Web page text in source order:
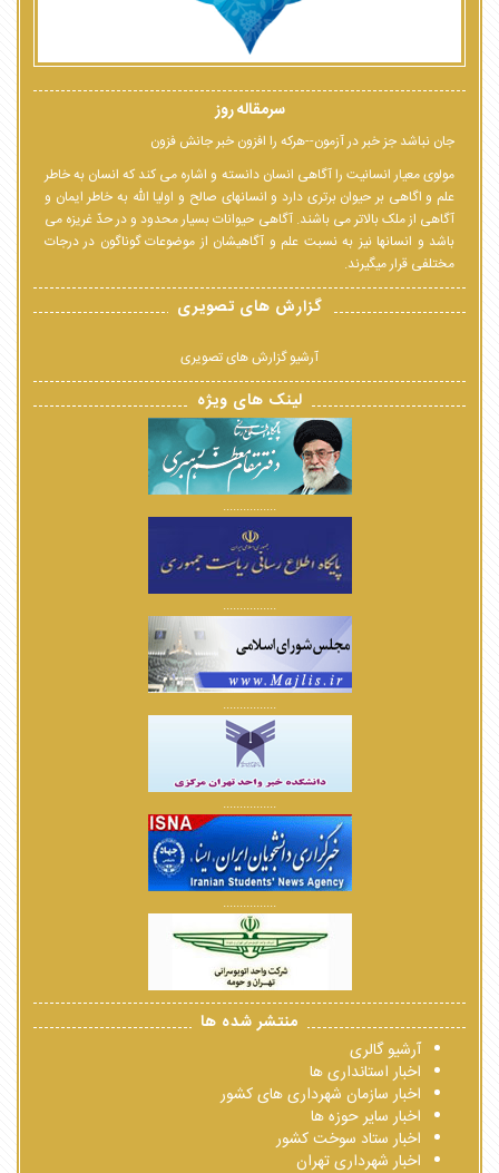
سرمقاله روز
جان نباشد جز خبر در آزمون--هرکه را افزون خبر جانش فزون
مولوی معیار انسانیت را آگاهی انسان دانسته و اشاره می کند که انسان به خاطر
علم و اگاهی بر حیوان برتری دارد و انسانهای صالح و اولیا الله به خاطر ایمان و
آگاهی از ملک بالاتر می باشند. آگاهی حیوانات بسیار محدود و در حدّ غریزه می
باشد و انسانها نیز به نسبت علم و آگاهیشان از موضوعات گوناگون در درجات
مختلفی قرار میگیرند.
گزارش های تصویری
آرشیو گزارش های تصویری
لینک های ویژه
................
................
................
................
................
منتشر شده ها
آرشیو گالری
اخبار استانداری ها
اخبار سازمان شهرداری های کشور
اخبار سایر حوزه ها
اخبار ستاد سوخت کشور
اخبار شهرداری تهران